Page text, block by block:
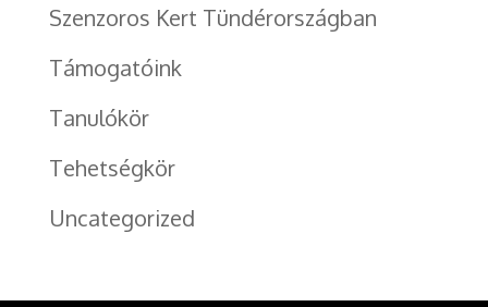
Szenzoros Kert Tündérországban
Támogatóink
Tanulókör
Tehetségkör
Uncategorized